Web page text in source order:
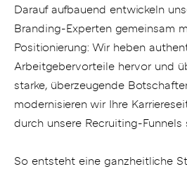
Darauf aufbauend entwickeln
Branding-Experten gemeinsam
Positionierung: Wir heben
Arbeitgebervorteile hervor und
starke, überzeugende
modernisieren wir Ihre
durch unsere Recruiting-Funnels
So entsteht eine ganzheitliche